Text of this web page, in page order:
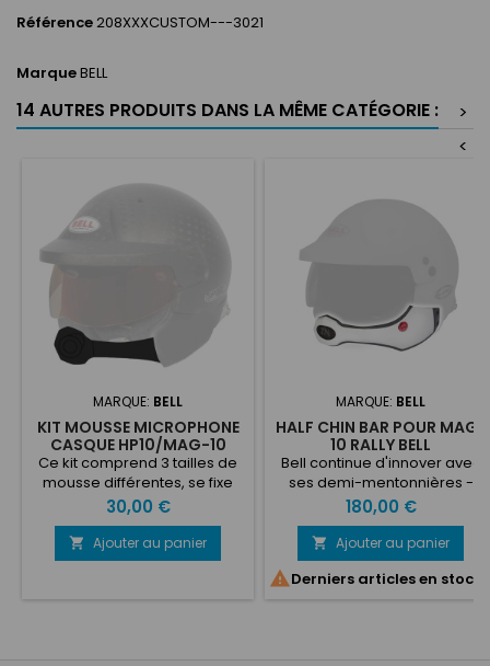
Référence208XXXCUSTOM---3021
MarqueBELL
14 AUTRES PRODUITS DANS LA MÊME CATÉGORIE :
>
<
MARQUE: BELL
KIT MOUSSE MICROPHONE
CASQUE HP10/MAG-10
RALLY BELL
Ce kit comprend 3 tailles de
mousse différentes, se fixe
dans le côté intérieur de
votre Half chin bar
Prix
30,00 €
 Ajouter au panier
MARQUE: BELL
HALF CHIN BAR POUR MAG-
10 RALLY BELL
Bell continue d'innover avec
ses demi-mentonnières -
dotées d'une chambre
anéchoïque pour améliorer
les communications du pilote
et réduire les perturbations
dues aux bruits de
Prix
180,00 €
 Ajouter au panier
Derniers articles en stock